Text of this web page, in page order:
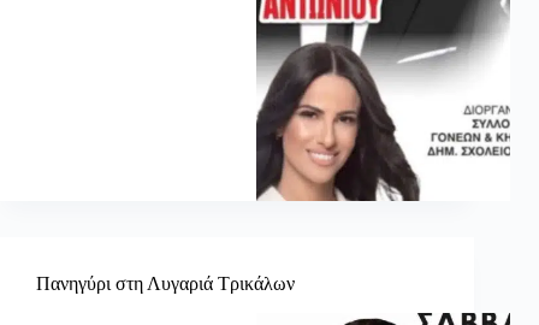
Πανηγύρι στη Λυγαριά Τρικάλων